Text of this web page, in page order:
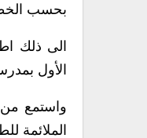
بحسب
الى ذلك
الأول
واستمع من
الملائمة